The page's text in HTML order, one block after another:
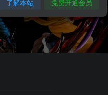
了解本站 免费开通会员